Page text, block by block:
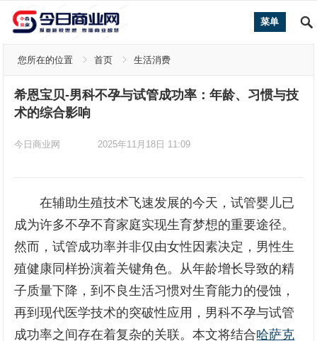
菜单
您所在的位置 首页 生活消费
希恩宝贝-男科不孕与试管成功率：年龄、习惯与技
术的综合影响
今日商业网 2025年11月18日 11:09
在辅助生殖技术飞速发展的今天，试管婴儿已
成为许多不孕不育家庭实现生育梦想的重要途径。
然而，试管成功率并非仅由女性因素决定，男性生
殖健康同样扮演着关键角色。从年龄增长导致的精
子质量下降，到不良生活习惯对生育能力的侵蚀，
再到现代医学技术的突破性应用，男科不孕与试管
成功率之间存在着复杂的关联。本文将结合哈萨克